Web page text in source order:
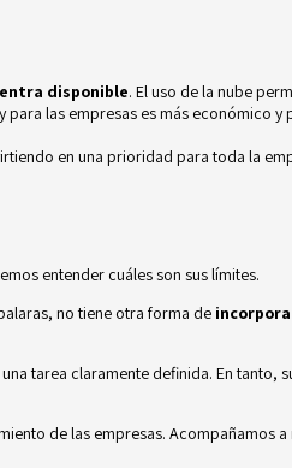
disponible. El uso de la nube
para las empresas es más económico
en una prioridad para toda la
entender cuáles son sus límites.
no tiene otra forma de
tarea claramente definida. En
de las empresas. Acompañamos